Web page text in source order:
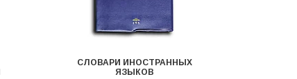
СЛОВАРИ ИНОСТРАННЫХ
ЯЗЫКОВ